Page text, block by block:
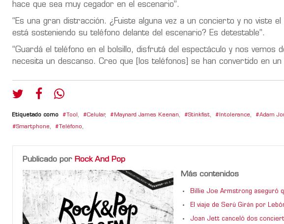
hace que sea muy cegador en el escenario”.
“Es una gran distracción. ¿Fuiste alguna vez a un concierto y no viste
está sosteniendo su teléfono delante del escenario? Es detestable”.
“Guardá el teléfono en el bolsillo, disfrutá del espectáculo y nos vemos
necesita un descanso. Creo que [los teléfonos] se han convertido en
Etiquetado como Tool , Celular, Maynard James Keenan, Stinkfist, Intolerance, Adam
Smartphone, Teléfono,
Publicado por Rock And Pop
Más contenidos
Billie Joe Armstrong aseguró
El viaje de Serú Girán por
Joan Jett canceló dos